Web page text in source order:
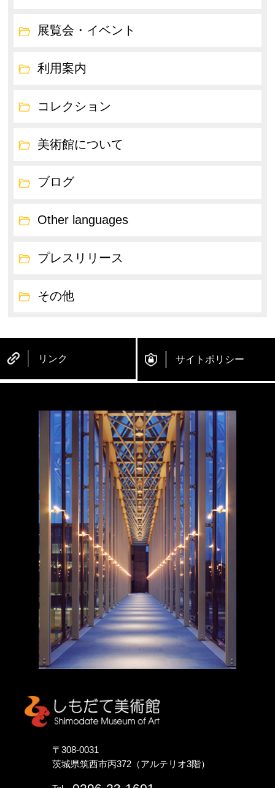
展覧会・イベント
利用案内
コレクション
美術館について
ブログ
Other languages
プレスリリース
その他
リンク サイトポリシー
しもだて美術館
〒308-0031
茨城県筑西市丙372（アルテリオ3階）